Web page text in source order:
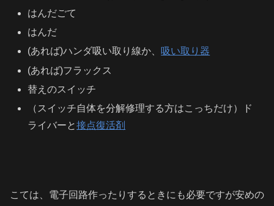
はんだごて
はんだ
(あれば)ハンダ吸い取り線か、
吸い取り器
(あれば)フラックス
替えのスイッチ
（スイッチ自体を分解修理する方はこっちだけ）ド
ライバーと接点復活剤
こては、電子回路作ったりするときにも必要ですが安めの